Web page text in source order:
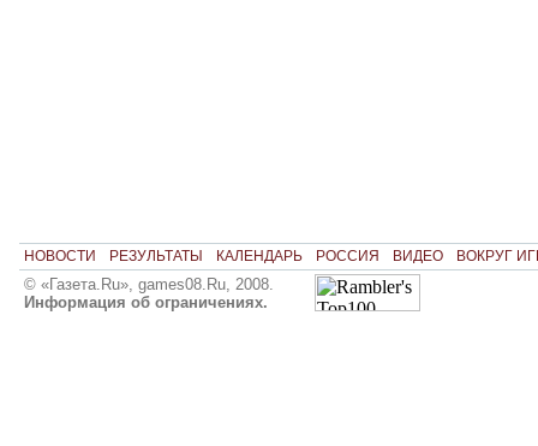
НОВОСТИ РЕЗУЛЬТАТЫ КАЛЕНДАРЬ РОССИЯ ВИДЕО ВОКРУГ
© «Газета.Ru», games08.Ru, 2008.
Информация об ограничениях.